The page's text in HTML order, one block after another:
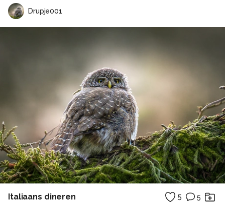
Drupje001
Italiaans dineren 5 5